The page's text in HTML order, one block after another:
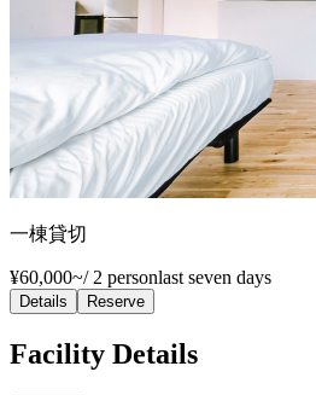
一棟貸切
¥60,000~/ 2 personlast seven days
Details Reserve
Facility Details